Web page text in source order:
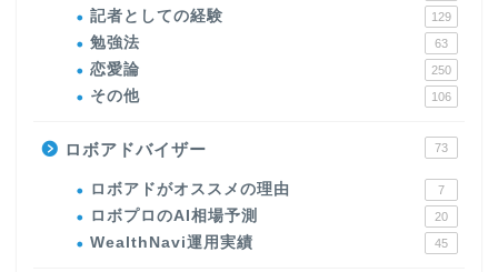
記者としての経験 129
勉強法 63
恋愛論 250
その他 106
ロボアドバイザー 73
ロボアドがオススメの理由 7
ロボプロのAI相場予測 20
WealthNavi運用実績 45